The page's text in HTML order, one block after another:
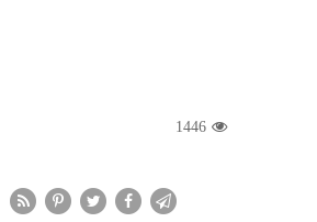
1446